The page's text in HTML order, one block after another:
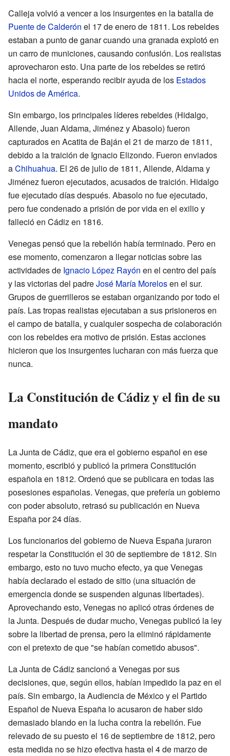
Calleja volvió a vencer a los insurgentes en la batalla de
Puente de Calderón el 17 de enero de 1811. Los rebeldes
estaban a punto de ganar cuando una granada explotó en
un carro de municiones, causando confusión. Los realistas
aprovecharon esto. Una parte de los rebeldes se retiró
hacia el norte, esperando recibir ayuda de los Estados
Unidos de América.
Sin embargo, los principales líderes rebeldes (Hidalgo,
Allende, Juan Aldama, Jiménez y Abasolo) fueron
capturados en Acatita de Baján el 21 de marzo de 1811,
debido a la traición de Ignacio Elizondo. Fueron enviados
aChihuahua. El 26 de julio de 1811, Allende, Aldama y
Jiménez fueron ejecutados, acusados de traición. Hidalgo
fue ejecutado días después. Abasolo no fue ejecutado,
pero fue condenado a prisión de por vida en el exilio y
falleció en Cádiz en 1816.
Venegas pensó que la rebelión había terminado. Pero en
ese momento, comenzaron a llegar noticias sobre las
actividades de Ignacio López Rayón en el centro del país
y las victorias del padreJosé María Morelosen el sur.
Grupos de guerrilleros se estaban organizando por todo el
país. Las tropas realistas ejecutaban a sus prisioneros en
el campo de batalla, y cualquier sospecha de colaboración
con los rebeldes era motivo de prisión. Estas acciones
hicieron que los insurgentes lucharan con más fuerza que
nunca.
La Constitución de Cádiz y el fin de su
mandato
La Junta de Cádiz, que era el gobierno español en ese
momento, escribió y publicó la primera Constitución
española en 1812. Ordenó que se publicara en todas las
posesiones españolas. Venegas, que prefería un gobierno
con poder absoluto, retrasó su publicación en Nueva
España por 24 días.
Los funcionarios del gobierno de Nueva España juraron
respetar la Constitución el 30 de septiembre de 1812. Sin
embargo, esto no tuvo mucho efecto, ya que Venegas
había declarado el estado de sitio (una situación de
emergencia donde se suspenden algunas libertades).
Aprovechando esto, Venegas no aplicó otras órdenes de
la Junta. Después de dudar mucho, Venegas publicó la ley
sobre la libertad de prensa, pero la eliminó rápidamente
con el pretexto de que "se habían cometido abusos".
La Junta de Cádiz sancionó a Venegas por sus
decisiones, que, según ellos, habían impedido la paz en el
país. Sin embargo, la Audiencia de México y el Partido
Español de Nueva España lo acusaron de haber sido
demasiado blando en la lucha contra la rebelión. Fue
relevado de su puesto el 16 de septiembre de 1812, pero
esta medida no se hizo efectiva hasta el 4 de marzo de